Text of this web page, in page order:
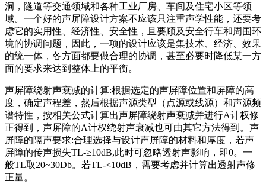
洞，隧道等交通领域和各种工业厂房、车间及住宅小区等领
域。一个好的声屏障设计方案不应该只注重声学性能，还要考
虑它的实用性、经济性、安全性，且要顾及安全行车和周围环
境的协调问题，因此，一项的设计应该是集技术、经济、效果
的统一体，各方面都要做合理的协调，甚至必要时降低某一方
面的要求来达到整体上的平衡。
声屏障绕射声衰减的计算:根据选定的声屏障位置和屏障的高
度，确定声程差，然后根据声源类型（点源或线源）和声源频
谱特性，按相关公式计算出声屏障绕射声衰减并进行A计权修
正得到，声屏障的A计权绕射声衰减也可由其它方法得到。声
屏障的隔声要求:合理选择与设计声屏障的材料和厚度，若声
屏障的传声损失TL-≥10dB,此时可忽略透射声影响，即0。一
般TL取20~30Db。若TL-<10dB，需要考虑并计算出透射声修
正量。